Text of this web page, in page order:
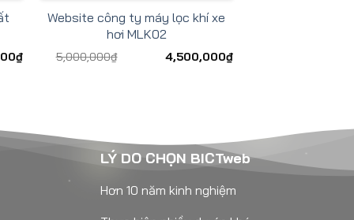
₫
Website công ty máy lọc khí xe
hơi MLK02
5,000,000₫ 4,500,000₫
LÝ DO CHỌN BICTweb
Hơn 10 năm kinh nghiệm